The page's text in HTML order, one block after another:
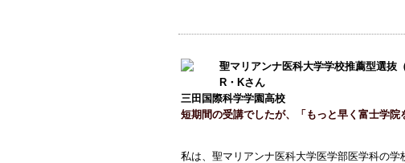
聖マリアンナ医科大学学校推薦型選抜
R・Kさん
三田国際科学学園高校
短期間の受講でしたが、「もっと早く富士学院
私は、聖マリアンナ医科大学医学部医学科の